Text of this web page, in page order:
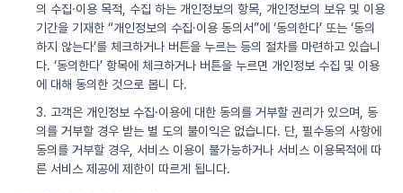
의 수집·이용 목적, 수집 하는 개인정보의 항목, 개인정보의 보유 및 이용
기간을 기재한 “개인정보의 수집·이용 동의서”에 ‘동의한다’ 또는 ‘동의
하지 않는다’를 체크하거나 버튼을 누르는 등의 절차를 마련하고 있습니
다. ‘동의한다’ 항목에 체크하거나 버튼을 누르면 개인정보 수집 및 이용
에 대해 동의한 것으로 봅니 다.
3. 고객은 개인정보 수집·이용에 대한 동의를 거부할 권리가 있으며, 동
의를 거부할 경우 받는 별 도의 불이익은 없습니다. 단, 필수동의 사항에
동의를 거부할 경우, 서비스 이용이 불가능하거나 서비스 이용목적에 따
른 서비스 제공에 제한이 따르게 됩니다.